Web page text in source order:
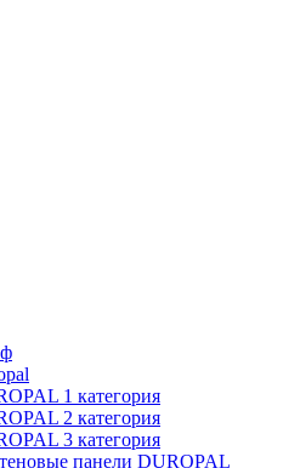
1 категория
2 категория
3 категория
панели DUROPAL